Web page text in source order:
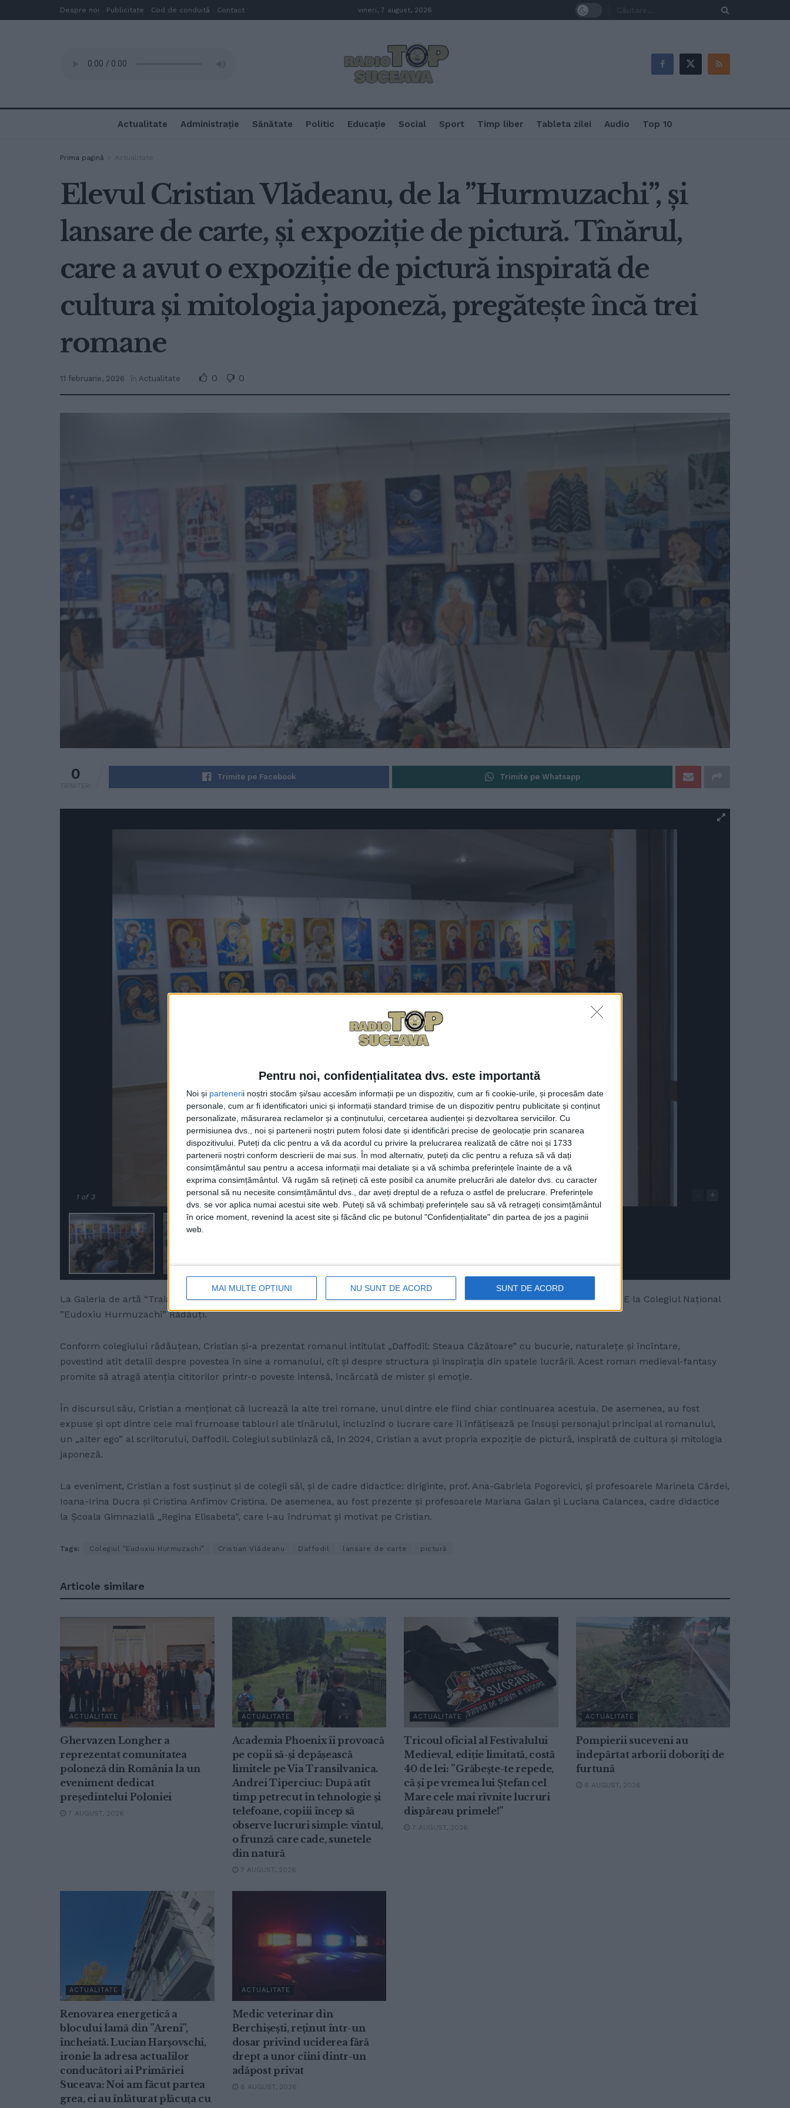
Pentru noi, confidențialitatea dvs. este importantă
Noi și partenerii noștri stocăm și/sau accesăm informații pe un dispozitiv, cum ar fi cookie-urile, și procesăm date
personale, cum ar fi identificatori unici și informații standard trimise de un dispozitiv pentru publicitate și conținut
personalizate, măsurarea reclamelor și a conținutului, cercetarea audienței și dezvoltarea serviciilor. Cu
permisiunea dvs., noi și partenerii noștri putem folosi date și identificări precise de geolocație prin scanarea
dispozitivului. Puteți da clic pentru a vă da acordul cu privire la prelucrarea realizată de către noi și 1733
partenerii noștri conform descrierii de mai sus. În mod alternativ, puteți da clic pentru a refuza să vă dați
consimțământul sau pentru a accesa informații mai detaliate și a vă schimba preferințele înainte de a vă
exprima consimțământul. Vă rugăm să rețineți că este posibil ca anumite prelucrări ale datelor dvs. cu caracter
personal să nu necesite consimțământul dvs., dar aveți dreptul de a refuza o astfel de prelucrare. Preferințele
dvs. se vor aplica numai acestui site web. Puteți să vă schimbați preferințele sau să vă retrageți consimțământul
în orice moment, revenind la acest site și făcând clic pe butonul "Confidențialitate" din partea de jos a paginii
web.
MAI MULTE OPȚIUNI NU SUNT DE ACORD SUNT DE ACORD
Despre noi Publicitate Cod de conduită Contact vineri, 7 august, 2026
Actualitate Administrație Sănătate Politic Educație Social Sport Timp liber Tableta zilei Audio Top 10
Prima pagină Actualitate
Elevul Cristian Vlădeanu, de la ”Hurmuzachi”, și
lansare de carte, și expoziție de pictură. Tînărul,
care a avut o expoziție de pictură inspirată de
cultura și mitologia japoneză, pregătește încă trei
romane
11 februarie, 2026 în Actualitate 0 0
0
TRIMITERI
Trimite pe Facebook Trimite pe Whatsapp
1 of 3 +
La Galeria de artă “Traian Postolache” din Rădăuți a avut loc o lansare de carte a lui Cristian Vlădeanu, elev în clasa a XII-a E la Colegiul Național
”Eudoxiu Hurmuzachi” Rădăuți.
Conform colegiului rădăuțean, Cristian și-a prezentat romanul intitulat „Daffodil: Steaua Căzătoare” cu bucurie, naturalețe și încîntare,
povestind atît detalii despre povestea în sine a romanului, cît și despre structura și inspirația din spatele lucrării. Acest roman medieval-fantasy
promite să atragă atenția cititorilor printr-o poveste intensă, încărcată de mister și emoție.
În discursul său, Cristian a menționat că lucrează la alte trei romane, unul dintre ele fiind chiar continuarea acestuia. De asemenea, au fost
expuse și opt dintre cele mai frumoase tablouri ale tînărului, incluzînd o lucrare care îl înfățișează pe însuși personajul principal al romanului,
un „alter ego” al scriitorului, Daffodil. Colegiul subliniază că, în 2024, Cristian a avut propria expoziție de pictură, inspirată de cultura și mitologia
japoneză.
La eveniment, Cristian a fost susținut și de colegii săi, și de cadre didactice: diriginte, prof. Ana-Gabriela Pogorevici, și profesoarele Marinela Cârdei,
Ioana-Irina Ducra și Cristina Anfimov Cristina. De asemenea, au fost prezente și profesoarele Mariana Galan și Luciana Calancea, cadre didactice
la Școala Gimnazială „Regina Elisabeta”, care l-au îndrumat și motivat pe Cristian.
Tags: Colegiul ”Eudoxiu Hurmuzachi” Cristian Vlădeanu Daffodil lansare de carte pictură
Articole similare
ACTUALITATE
Ghervazen Longher a
reprezentat comunitatea
poloneză din România la un
eveniment dedicat
președintelui Poloniei
7 AUGUST, 2026
ACTUALITATE
Academia Phoenix îi provoacă
pe copii să-și depășească
limitele pe Via Transilvanica.
Andrei Tiperciuc: După atît
timp petrecut în tehnologie și
telefoane, copiii încep să
observe lucruri simple: vîntul,
o frunză care cade, sunetele
din natură
7 AUGUST, 2026
ACTUALITATE
Tricoul oficial al Festivalului
Medieval, ediție limitată, costă
40 de lei: ”Grăbește-te repede,
că și pe vremea lui Ștefan cel
Mare cele mai rîvnite lucruri
dispăreau primele!”
7 AUGUST, 2026
ACTUALITATE
Pompierii suceveni au
îndepărtat arborii doborîți de
furtună
6 AUGUST, 2026
ACTUALITATE
Renovarea energetică a
blocului lamă din ”Areni”,
încheiată. Lucian Harșovschi,
ironie la adresa actualilor
conducători ai Primăriei
Suceava: Noi am făcut partea
grea, ei au înlăturat plăcuța cu
ACTUALITATE
Medic veterinar din
Berchișești, reținut într-un
dosar privind uciderea fără
drept a unor cîini dintr-un
adăpost privat
6 AUGUST, 2026